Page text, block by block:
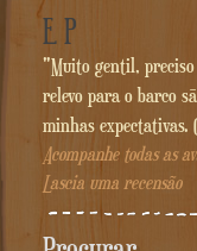
E P
"Muito gentil,
relevo para o barco
minhas expectativas.
Acompanhe todas as
Lascia uma recensão